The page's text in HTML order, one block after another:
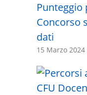
Punteggio
Concorso
dati
15 Marzo 2024